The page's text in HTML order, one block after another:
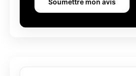
Soumettre mon avis